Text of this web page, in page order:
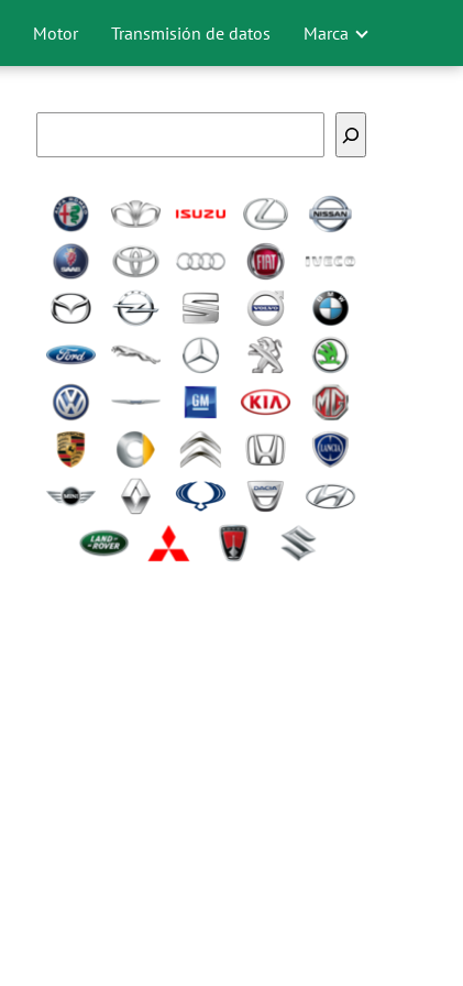
Motor Transmisión de datos Marca